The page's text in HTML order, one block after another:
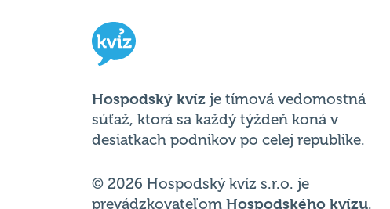
Hospodský kvíz je tímová vedomostná
súťaž, ktorá sa každý týždeň koná v
desiatkach podnikov po celej republike.
© 2026 Hospodský kvíz s.r.o. je
prevádzkovateľom Hospodského kvízu.